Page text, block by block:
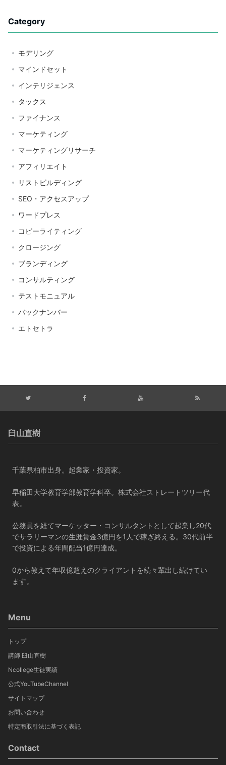
Category
モデリング
マインドセット
インテリジェンス
タックス
ファイナンス
マーケティング
マーケティングリサーチ
アフィリエイト
リストビルディング
SEO・アクセスアップ
ワードプレス
コピーライティング
クロージング
ブランディング
コンサルティング
テストモニュアル
バックナンバー
エトセトラ
臼山直樹
千葉県柏市出身。起業家・投資家。
早稲田大学教育学部教育学科卒。株式会社ストレートツリー代
表。
公務員を経てマーケッター・コンサルタントとして起業し20代
でサラリーマンの生涯賃金3億円を1人で稼ぎ終える。30代前半
で投資による年間配当1億円達成。
0から教えて年収億超えのクライアントを続々輩出し続けてい
ます。
Menu
トップ
講師 臼山直樹
Ncollege生徒実績
公式YouTubeChannel
サイトマップ
お問い合わせ
特定商取引法に基づく表記
Contact